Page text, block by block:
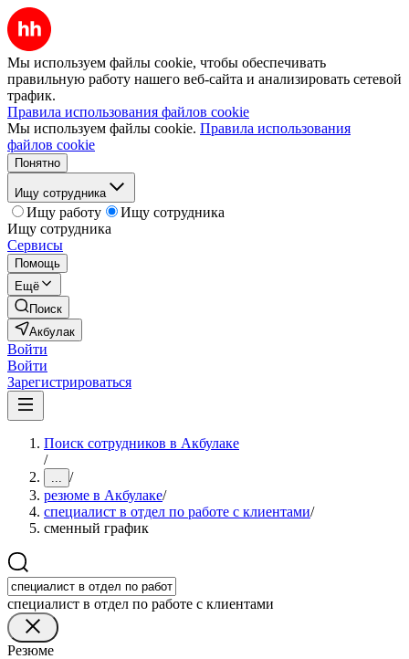
Мы используем файлы cookie, чтобы обеспечивать
правильную работу нашего веб-сайта и анализировать сетевой
трафик.
Правила использования файлов cookie
Мы используем файлы cookie. Правила использования
файлов cookie
Понятно
Ищу сотрудника
Ищу работу
Ищу сотрудника
Ищу сотрудника
Сервисы
Помощь
Ещё
Поиск
Акбулак
Войти
Войти
Зарегистрироваться
Поиск сотрудников в Акбулаке
/
... /
резюме в Акбулаке/
специалист в отдел по работе с клиентами/
сменный график
специалист в отдел по работе с клиентами
Резюме